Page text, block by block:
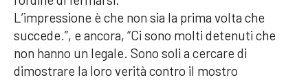
L’impressione è che non sia la prima volta che
succede.”, e ancora, “Ci sono molti detenuti che
non hanno un legale. Sono soli a cercare di
dimostrare la loro verità contro il mostro